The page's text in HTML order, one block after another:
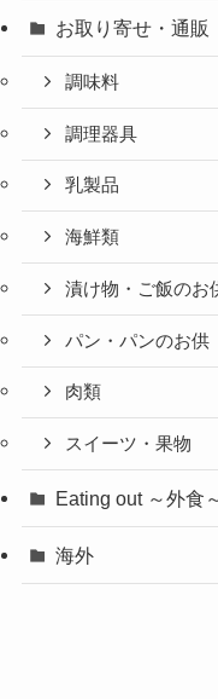
お取り寄せ・通販
調味料
調理器具
乳製品
海鮮類
漬け物・ご飯のお
パン・パンのお供
肉類
スイーツ・果物
Eating out ～外食
海外